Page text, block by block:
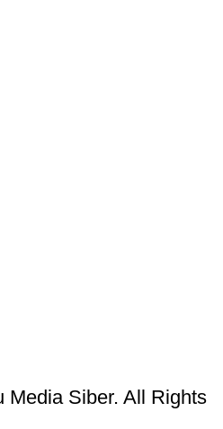
Media Siber. All Rights